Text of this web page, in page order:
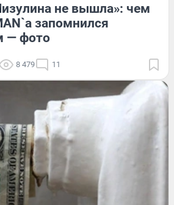
не вышла»: чем
запомнился
— фото
8 479 11